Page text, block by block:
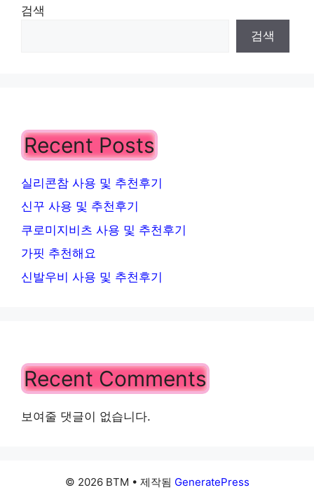
검색
검색
Recent Posts
실리콘참 사용 및 추천후기
신꾸 사용 및 추천후기
쿠로미지비츠 사용 및 추천후기
가핏 추천해요
신발우비 사용 및 추천후기
Recent Comments
보여줄 댓글이 없습니다.
© 2026 BTM • 제작됨 GeneratePress